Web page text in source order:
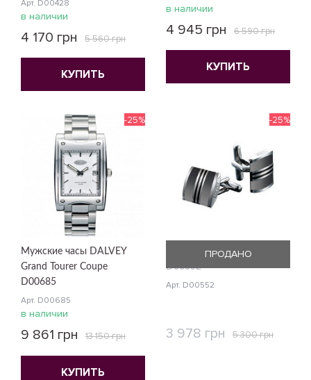
Арт. D00428
в наличии
4 170 грн 5 560 грн
КУПИТЬ
в наличии
4 945 грн 6 590 грн
КУПИТЬ
Мужские часы DALVEY
Grand Tourer Coupe
D00685
Арт. D00685
-25%
в наличии
9 861 грн 13 150 грн
КУПИТЬ
Запонки Dalvey Admiralty
D00552
Арт. D00552
-25%
ПРОДАНО
3 978 грн 5 300 грн